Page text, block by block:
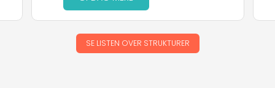
SE LISTEN OVER STRUKTURER